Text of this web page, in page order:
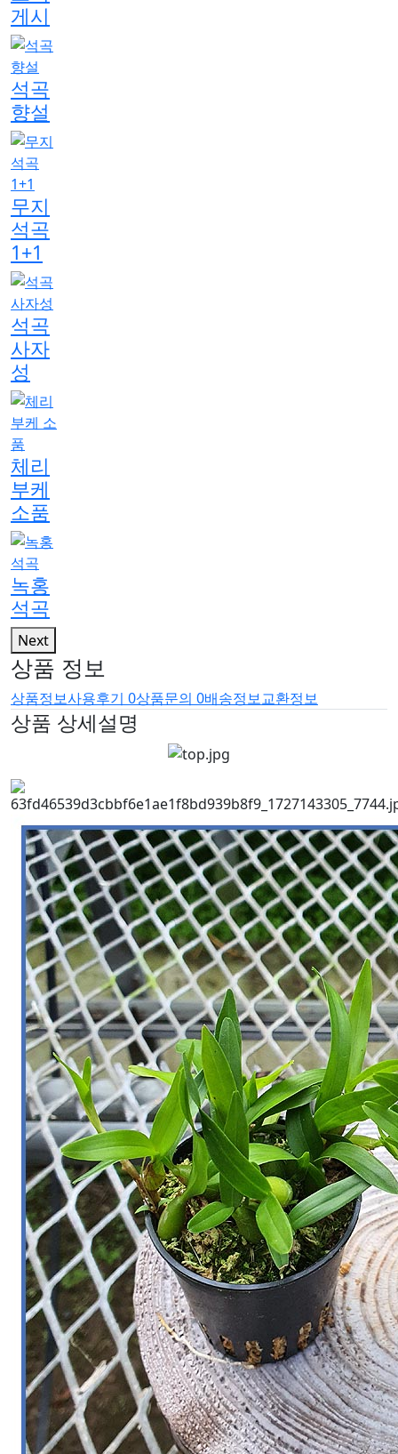
게시
석곡
향설
무지
석곡
1+1
석곡
사자
성
체리
부케
소품
녹홍
석곡
Next
상품 정보
상품정보사용후기 0상품문의 0배송정보교환정보
상품 상세설명